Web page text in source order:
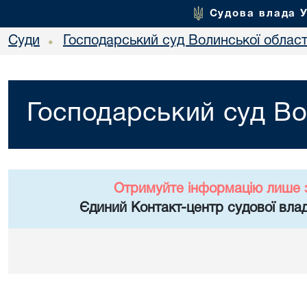
Судова влада
Суди • Господарський суд Волинської
Господарський суд
Отримуйте інформацію лише
Єдиний Контакт-центр судової